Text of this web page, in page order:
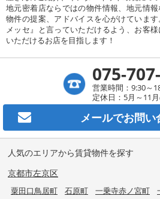
地元密着店ならではの物件情報、地元情
物件の提案、アドバイスを心がけていま
メッセ』と言っていただけるよう、お客
いただけるお店を目指します！
075-
営業時間：9:30～
定休日：5月～11
メールでお問い
人気のエリアから賃貸物件を探す
京都市左京区
粟田口鳥居町 石原町 一乗寺赤ノ宮町